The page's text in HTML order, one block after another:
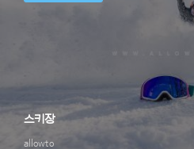
allowto
스키장